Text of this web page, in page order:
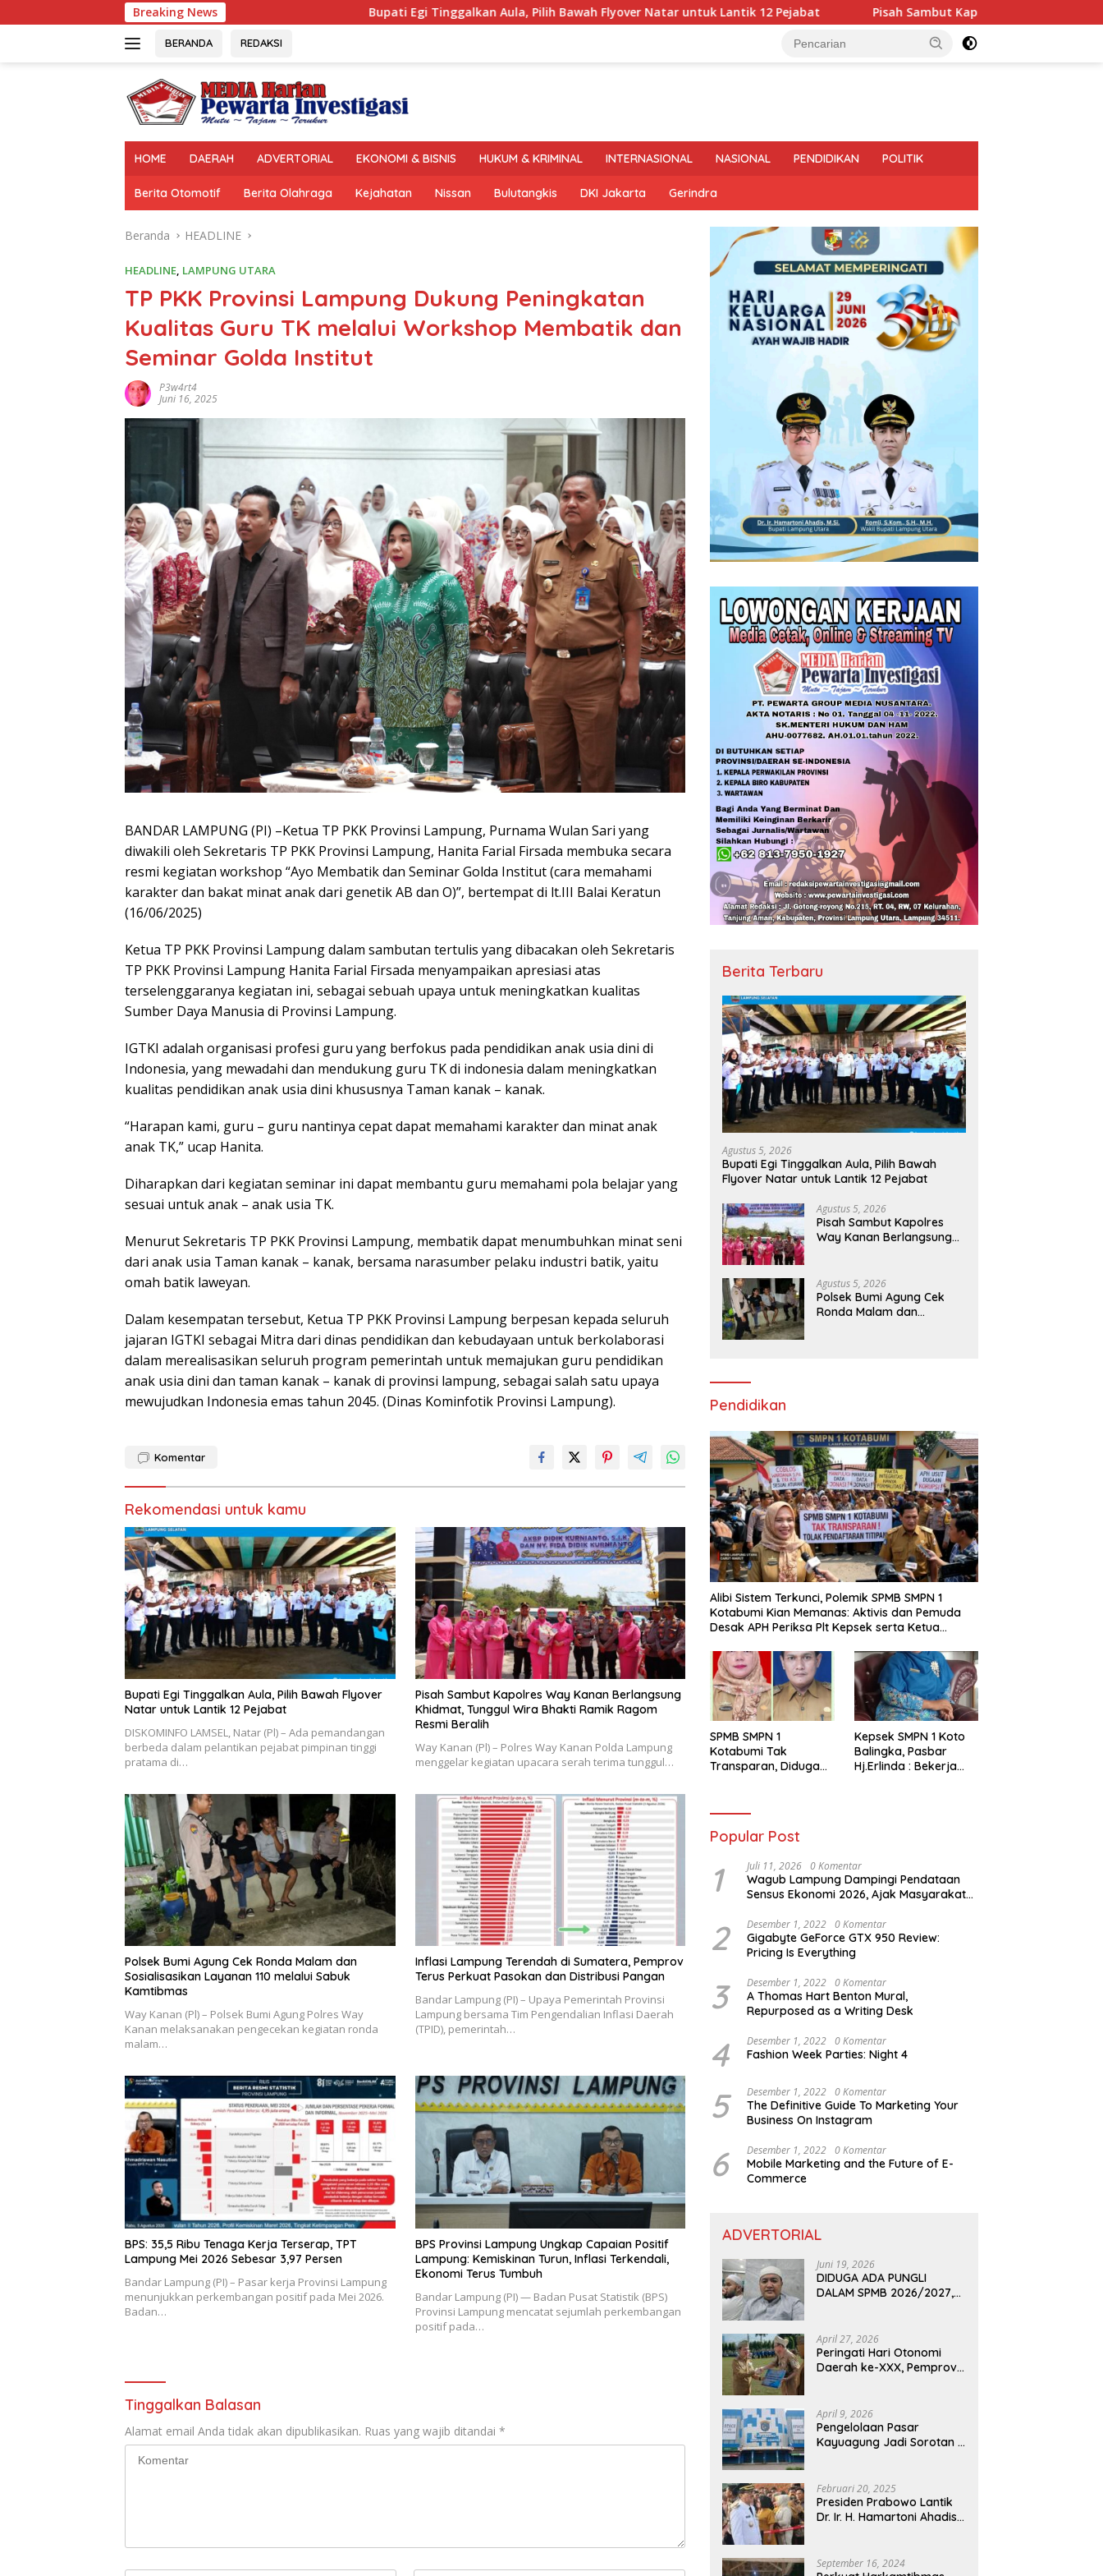
ke
Breaking News Bupati Egi Tinggalkan Aula, Pilih Bawah Flyover Natar untuk Lantik 12 Pejabat Pisah Sambut Kapolres Way Kanan Berlangsung Khidmat,
BERANDA REDAKSI
HOME DAERAH ADVERTORIAL EKONOMI & BISNIS HUKUM & KRIMINAL INTERNASIONAL NASIONAL PENDIDIKAN POLITIK
Berita Otomotif Berita Olahraga Kejahatan Nissan Bulutangkis DKI Jakarta Gerindra
Beranda HEADLINE
HEADLINE, LAMPUNG UTARA
TP PKK Provinsi Lampung Dukung Peningkatan
Kualitas Guru TK melalui Workshop Membatik dan
Seminar Golda Institut
P3w4rt4
Juni 16, 2025
BANDAR LAMPUNG (PI) –Ketua TP PKK Provinsi Lampung, Purnama Wulan Sari yang
diwakili oleh Sekretaris TP PKK Provinsi Lampung, Hanita Farial Firsada membuka secara
resmi kegiatan workshop “Ayo Membatik dan Seminar Golda Institut (cara memahami
karakter dan bakat minat anak dari genetik AB dan O)”, bertempat di lt.III Balai Keratun
(16/06/2025)
Ketua TP PKK Provinsi Lampung dalam sambutan tertulis yang dibacakan oleh Sekretaris
TP PKK Provinsi Lampung Hanita Farial Firsada menyampaikan apresiasi atas
terselenggaranya kegiatan ini, sebagai sebuah upaya untuk meningkatkan kualitas
Sumber Daya Manusia di Provinsi Lampung.
IGTKI adalah organisasi profesi guru yang berfokus pada pendidikan anak usia dini di
Indonesia, yang mewadahi dan mendukung guru TK di indonesia dalam meningkatkan
kualitas pendidikan anak usia dini khususnya Taman kanak – kanak.
“Harapan kami, guru – guru nantinya cepat dapat memahami karakter dan minat anak
anak TK,” ucap Hanita.
Diharapkan dari kegiatan seminar ini dapat membantu guru memahami pola belajar yang
sesuai untuk anak – anak usia TK.
Menurut Sekretaris TP PKK Provinsi Lampung, membatik dapat menumbuhkan minat seni
dari anak usia Taman kanak – kanak, bersama narasumber pelaku industri batik, yaitu
omah batik laweyan.
Dalam kesempatan tersebut, Ketua TP PKK Provinsi Lampung berpesan kepada seluruh
jajaran IGTKI sebagai Mitra dari dinas pendidikan dan kebudayaan untuk berkolaborasi
dalam merealisasikan seluruh program pemerintah untuk memajukan guru pendidikan
anak usia dini dan taman kanak – kanak di provinsi lampung, sebagai salah satu upaya
mewujudkan Indonesia emas tahun 2045. (Dinas Kominfotik Provinsi Lampung).
Komentar
Rekomendasi untuk kamu
Bupati Egi Tinggalkan Aula, Pilih Bawah Flyover
Natar untuk Lantik 12 Pejabat
DISKOMINFO LAMSEL, Natar (Pl) – Ada pemandangan
berbeda dalam pelantikan pejabat pimpinan tinggi
pratama di…
Pisah Sambut Kapolres Way Kanan Berlangsung
Khidmat, Tunggul Wira Bhakti Ramik Ragom
Resmi Beralih
Way Kanan (Pl) – Polres Way Kanan Polda Lampung
menggelar kegiatan upacara serah terima tunggul…
Polsek Bumi Agung Cek Ronda Malam dan
Sosialisasikan Layanan 110 melalui Sabuk
Kamtibmas
Way Kanan (Pl) – Polsek Bumi Agung Polres Way
Kanan melaksanakan pengecekan kegiatan ronda
malam…
Inflasi Lampung Terendah di Sumatera, Pemprov
Terus Perkuat Pasokan dan Distribusi Pangan
Bandar Lampung (PI) – Upaya Pemerintah Provinsi
Lampung bersama Tim Pengendalian Inflasi Daerah
(TPID), pemerintah…
BPS: 35,5 Ribu Tenaga Kerja Terserap, TPT
Lampung Mei 2026 Sebesar 3,97 Persen
Bandar Lampung (PI) – Pasar kerja Provinsi Lampung
menunjukkan perkembangan positif pada Mei 2026.
Badan…
BPS Provinsi Lampung Ungkap Capaian Positif
Lampung: Kemiskinan Turun, Inflasi Terkendali,
Ekonomi Terus Tumbuh
Bandar Lampung (PI) — Badan Pusat Statistik (BPS)
Provinsi Lampung mencatat sejumlah perkembangan
positif pada…
Tinggalkan Balasan
Alamat email Anda tidak akan dipublikasikan. Ruas yang wajib ditandai *
Berita Terbaru
Agustus 5, 2026
Bupati Egi Tinggalkan Aula, Pilih Bawah
Flyover Natar untuk Lantik 12 Pejabat
Agustus 5, 2026
Pisah Sambut Kapolres
Way Kanan Berlangsung
Resmi Beralih
Agustus 5, 2026
Polsek Bumi Agung Cek
Ronda Malam dan
Pendidikan
Alibi Sistem Terkunci, Polemik SPMB SMPN 1
Kotabumi Kian Memanas: Aktivis dan Pemuda
Desak APH Periksa Plt Kepsek serta Ketua
SPMB SMPN 1
Kotabumi Tak
Transparan, Diduga
Susanto Harus
Kepsek SMPN 1 Koto
Balingka, Pasbar
Hj.Erlinda : Bekerja
Popular Post
1 Juli 11, 2026 0 Komentar
Wagub Lampung Dampingi Pendataan
Sensus Ekonomi 2026, Ajak Masyarakat
2 Desember 1, 2022 0 Komentar
Gigabyte GeForce GTX 950 Review:
Pricing Is Everything
3 Desember 1, 2022 0 Komentar
A Thomas Hart Benton Mural,
Repurposed as a Writing Desk
4 Desember 1, 2022 0 Komentar
Fashion Week Parties: Night 4
5 Desember 1, 2022 0 Komentar
The Definitive Guide To Marketing Your
Business On Instagram
6 Desember 1, 2022 0 Komentar
Mobile Marketing and the Future of E-
Commerce
ADVERTORIAL
Juni 19, 2026
DIDUGA ADA PUNGLI
DALAM SPMB 2026/2027,
AKAN DITINDAK TEGAS
April 27, 2026
Peringati Hari Otonomi
Daerah ke-XXX, Pemprov
Kemandirian Fiskal
April 9, 2026
Pengelolaan Pasar
Kayuagung Jadi Sorotan –
Oknum Dishub dan
Perdagangan
Februari 20, 2025
Presiden Prabowo Lantik
Dr. Ir. H. Hamartoni Ahadis,
Wakil Bupati Lampung
September 16, 2024